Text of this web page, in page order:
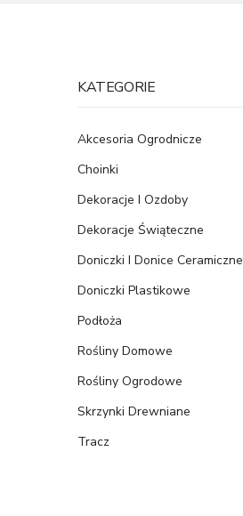
KATEGORIE
Akcesoria Ogrodnicze
Choinki
Dekoracje I Ozdoby
Dekoracje Świąteczne
Doniczki I Donice Ceramiczne
Doniczki Plastikowe
Podłoża
Rośliny Domowe
Rośliny Ogrodowe
Skrzynki Drewniane
Tracz